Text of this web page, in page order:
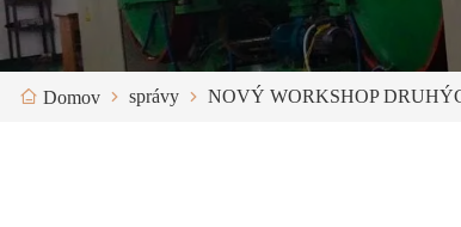
Domov správy NOVÝ WORKSHOP